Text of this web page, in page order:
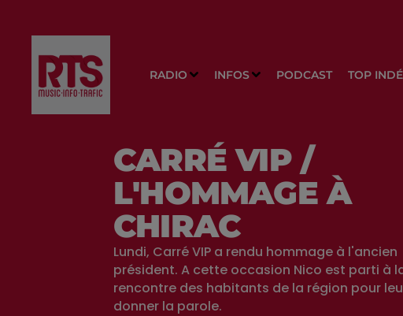
RADIO INFOS PODCAST TOP INDÉ
CARRÉ VIP /
L'HOMMAGE À
CHIRAC
Lundi, Carré VIP a rendu hommage à l'ancien
président. A cette occasion Nico est parti à
rencontre des habitants de la région pour
donner la parole.